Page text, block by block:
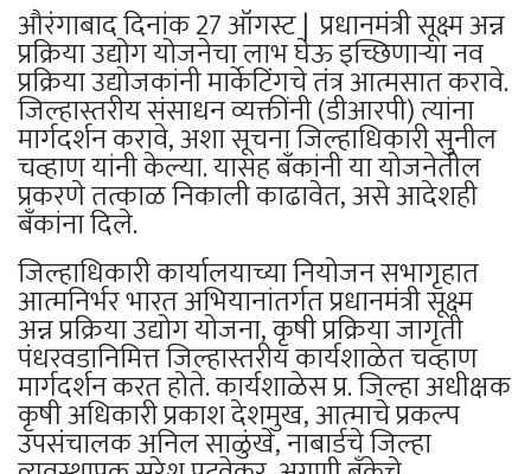
औरंगाबाद दिनांक 27 ऑगस्ट | प्रधानमंत्री सूक्ष्म अन्न
प्रक्रिया उद्योग योजनेचा लाभ घेऊ इच्छिणाऱ्या नव
प्रक्रिया उद्योजकांनी मार्केटिंगचे तंत्र आत्मसात करावे.
जिल्हास्तरीय संसाधन व्यक्तींनी (डीआरपी) त्यांना
मार्गदर्शन करावे, अशा सूचना जिल्हाधिकारी सुनील
चव्हाण यांनी केल्या. यासह बँकांनी या योजनेतील
प्रकरणे तत्काळ निकाली काढावेत, असे आदेशही
बँकांना दिले.
जिल्हाधिकारी कार्यालयाच्या नियोजन सभागृहात
आत्मनिर्भर भारत अभियानांतर्गत प्रधानमंत्री सूक्ष्म
अन्न प्रक्रिया उद्योग योजना, कृषी प्रक्रिया जागृती
पंधरवडानिमित्त जिल्हास्तरीय कार्यशाळेत चव्हाण
मार्गदर्शन करत होते. कार्यशाळेस प्र. जिल्हा अधीक्षक
कृषी अधिकारी प्रकाश देशमुख, आत्माचे प्रकल्प
उपसंचालक अनिल साळुंखे, नाबार्डचे जिल्हा